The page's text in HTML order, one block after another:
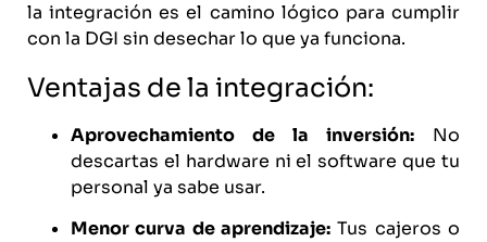
la integración es el camino lógico para cumplir
con la DGI sin desechar lo que ya funciona.
Ventajas de la integración:
Aprovechamiento de la inversión: No
descartas el hardware ni el software que tu
personal ya sabe usar.
Menor curva de aprendizaje: Tus cajeros o